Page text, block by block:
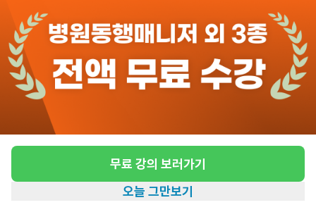
무료 강의 보러가기
오늘 그만보기